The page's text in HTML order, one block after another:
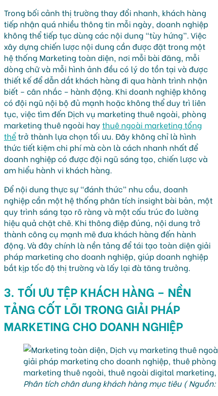
Trong bối cảnh thị trường thay đổi nhanh, khách hàng
tiếp nhận quá nhiều thông tin mỗi ngày, doanh nghiệp
không thể tiếp tục dùng các nội dung “tùy hứng”. Việc
xây dựng chiến lược nội dung cần được đặt trong một
hệ thống Marketing toàn diện, nơi mỗi bài đăng, mỗi
dòng chữ và mỗi hình ảnh đều có lý do tồn tại và được
thiết kế để dẫn dắt khách hàng đi qua hành trình nhận
biết – cân nhắc – hành động. Khi doanh nghiệp không
có đội ngũ nội bộ đủ mạnh hoặc không thể duy trì liên
tục, việc tìm đến Dịch vụ marketing thuê ngoài, phòng
marketing thuê ngoài hay thuê ngoài marketing tổng
thểtrở thành lựa chọn tối ưu. Đây không chỉ là hình
thức tiết kiệm chi phí mà còn là cách nhanh nhất để
doanh nghiệp có được đội ngũ sáng tạo, chiến lược và
am hiểu hành vi khách hàng.
Để nội dung thực sự “đánh thức” nhu cầu, doanh
nghiệp cần một hệ thống phân tích insight bài bản, một
quy trình sáng tạo rõ ràng và một cấu trúc đo lường
hiệu quả chặt chẽ. Khi thông điệp đúng, nội dung trở
thành công cụ mạnh mẽ đưa khách hàng đến hành
động. Và đây chính là nền tảng để tái tạo toàn diện giải
pháp marketing cho doanh nghiệp, giúp doanh nghiệp
bắt kịp tốc độ thị trường và lấy lại đà tăng trưởng.
3. TỐI ƯU TỆP KHÁCH HÀNG – NỀN
TẢNG CỐT LÕI TRONG GIẢI PHÁP
MARKETING CHO DOANH NGHIỆP
Phân tích chân dung khách hàng mục tiêu (